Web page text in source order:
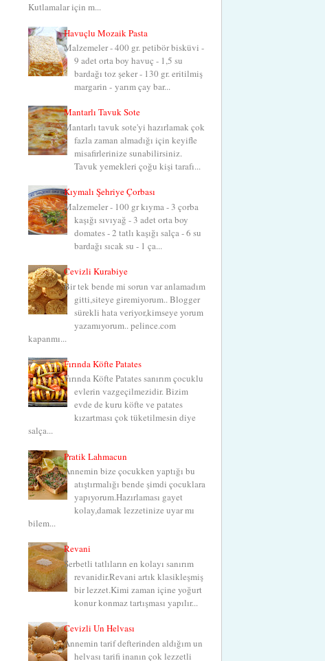
Kutlamalar için m...
Havuçlu Mozaik Pasta
Malzemeler - 400 gr. petibör bisküvi -
9 adet orta boy havuç - 1,5 su
bardağı toz şeker - 130 gr. eritilmiş
margarin - yarım çay bar...
Mantarlı Tavuk Sote
Mantarlı tavuk sote'yi hazırlamak çok
fazla zaman almadığı için keyifle
misafirlerinize sunabilirsiniz.
Tavuk yemekleri çoğu kişi tarafı...
Kıymalı Şehriye Çorbası
Malzemeler - 100 gr kıyma - 3 çorba
kaşığı sıvıyağ - 3 adet orta boy
domates - 2 tatlı kaşığı salça - 6 su
bardağı sıcak su - 1 ça...
Cevizli Kurabiye
Bir tek bende mi sorun var anlamadım
gitti,siteye giremiyorum.. Blogger
sürekli hata veriyor,kimseye yorum
yazamıyorum.. pelince.com
kapanmı...
Fırında Köfte Patates
Fırında Köfte Patates sanırım çocuklu
evlerin vazgeçilmezidir. Bizim
evde de kuru köfte ve patates
kızartması çok tüketilmesin diye
salça...
Pratik Lahmacun
Annemin bize çocukken yaptığı bu
atıştırmalığı bende şimdi çocuklara
yapıyorum.Hazırlaması gayet
kolay,damak lezzetinize uyar mı
bilem...
Revani
Şerbetli tatlıların en kolayı sanırım
revanidir.Revani artık klasikleşmiş
bir lezzet.Kimi zaman içine yoğurt
konur konmaz tartışması yapılır...
Cevizli Un Helvası
Annemin tarif defterinden aldığım un
helvası tarifi inanın çok lezzetli